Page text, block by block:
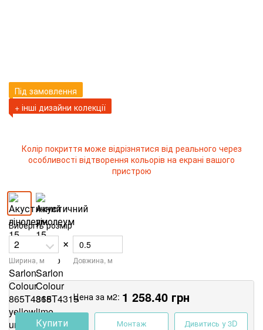
Під замовлення
+ інші дизайни колекції
Колір покриття може відрізнятися від реального через
особливості відтворення кольорів на екрані вашого
пристрою
Виберіть розмір
Ширина, м
×
Довжина, м
Цена за м2: 1 258.40 грн
Купити Монтаж Дивитись у 3D